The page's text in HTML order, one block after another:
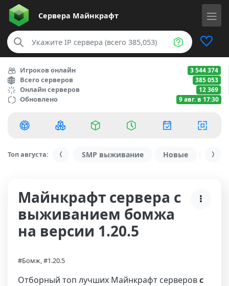
Сервера Майнкрафт
Игроков онлайн 3 544 374
Всего серверов 385 053
Онлайн серверов 12 369
Обновлено 9 авг. в 17:30
Топ августа: SMP выживание Новые С
Майнкрафт сервера с
выживанием бомжа
на версии 1.20.5
#Бомж, #1.20.5
Отборный топ лучших Майнкрафт серверовс